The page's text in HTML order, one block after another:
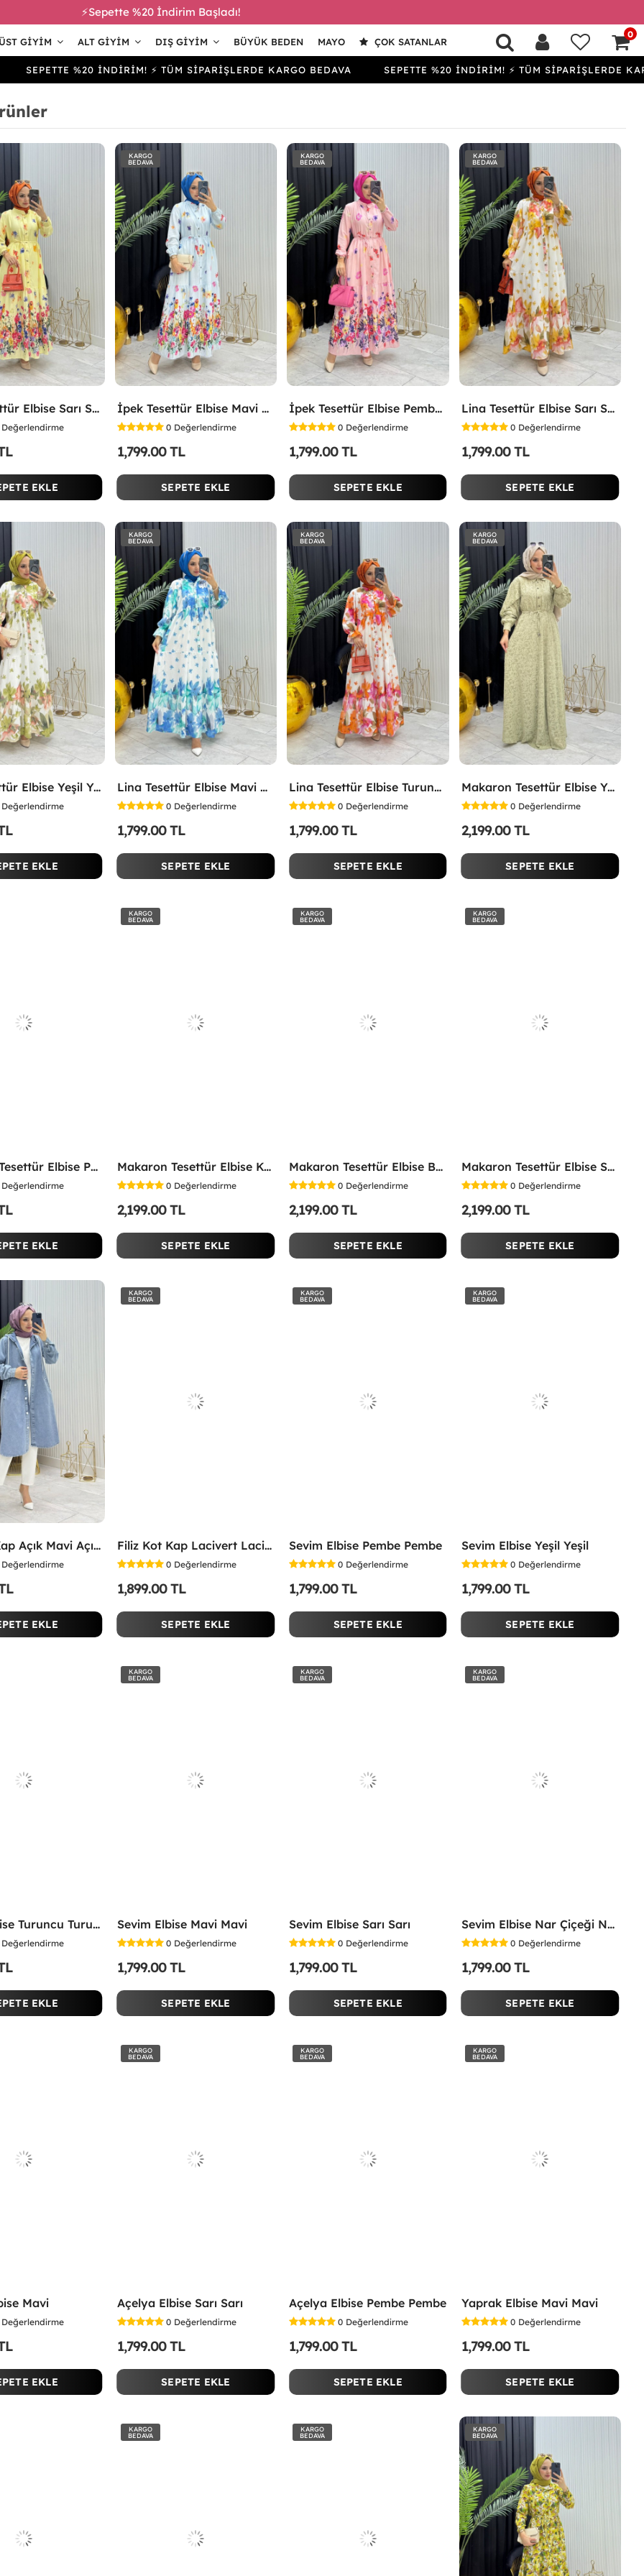
⚡Sepette %20 İndirim Başladı!
ÜST GIYIM ALT GIYIM DIŞ GIYIM BÜYÜK BEDEN MAYO ÇOK SATANLAR
0
SEPETTE %20 İNDİRİM! ⚡ TÜM SİPARİŞLERDE KARGO BEDAVA SEPETTE %20 İNDİRİM! ⚡ TÜM SİPARİŞLERDE KARGO
İpek Tesettür Elbise Sarı Sarı
Değerlendirme
EKLE
KARGO
BEDAVA
İpek Tesettür Elbise Mavi Mavi
0 Değerlendirme
1,799.00 TL
SEPETE EKLE
KARGO
BEDAVA
İpek Tesettür Elbise Pembe Pembe
0 Değerlendirme
1,799.00 TL
SEPETE EKLE
KARGO
BEDAVA
Lina Tesettür Elbise Sarı Sarı
0 Değerlendirme
1,799.00 TL
SEPETE EKLE
Lina Tesettür Elbise Yeşil Yeşil
Değerlendirme
EKLE
KARGO
BEDAVA
Lina Tesettür Elbise Mavi Mavi
0 Değerlendirme
1,799.00 TL
SEPETE EKLE
KARGO
BEDAVA
Lina Tesettür Elbise Turuncu Turuncu
0 Değerlendirme
1,799.00 TL
SEPETE EKLE
KARGO
BEDAVA
Makaron Tesettür Elbise Yeşil Yeşil
0 Değerlendirme
2,199.00 TL
SEPETE EKLE
Makaron Tesettür Elbise Pembe Pembe
Değerlendirme
EKLE
KARGO
BEDAVA
Makaron Tesettür Elbise Kahverengi Kahverengi
0 Değerlendirme
2,199.00 TL
SEPETE EKLE
KARGO
BEDAVA
Makaron Tesettür Elbise Beyaz Beyaz
0 Değerlendirme
2,199.00 TL
SEPETE EKLE
KARGO
BEDAVA
Makaron Tesettür Elbise Sarı Sarı
0 Değerlendirme
2,199.00 TL
SEPETE EKLE
Filiz Kot Kap Açık Mavi Açık Mavi
Değerlendirme
EKLE
KARGO
BEDAVA
Filiz Kot Kap Lacivert Lacivert
0 Değerlendirme
1,899.00 TL
SEPETE EKLE
KARGO
BEDAVA
Sevim Elbise Pembe Pembe
0 Değerlendirme
1,799.00 TL
SEPETE EKLE
KARGO
BEDAVA
Sevim Elbise Yeşil Yeşil
0 Değerlendirme
1,799.00 TL
SEPETE EKLE
Sevim Elbise Turuncu Turuncu
Değerlendirme
EKLE
KARGO
BEDAVA
Sevim Elbise Mavi Mavi
0 Değerlendirme
1,799.00 TL
SEPETE EKLE
KARGO
BEDAVA
Sevim Elbise Sarı Sarı
0 Değerlendirme
1,799.00 TL
SEPETE EKLE
KARGO
BEDAVA
Sevim Elbise Nar Çiçeği Nar Çiçeği
0 Değerlendirme
1,799.00 TL
SEPETE EKLE
Mavi
Değerlendirme
EKLE
KARGO
BEDAVA
Açelya Elbise Sarı Sarı
0 Değerlendirme
1,799.00 TL
SEPETE EKLE
KARGO
BEDAVA
Açelya Elbise Pembe Pembe
0 Değerlendirme
1,799.00 TL
SEPETE EKLE
KARGO
BEDAVA
Yaprak Elbise Mavi Mavi
0 Değerlendirme
1,799.00 TL
SEPETE EKLE
KARGO
BEDAVA
KARGO
BEDAVA
KARGO
BEDAVA